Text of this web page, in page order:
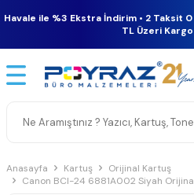
Havale ile %3 Ekstra İndirim • 2 Taksit
TL Üzeri
Anasayfa Kartuş
Orijinal Kartuş
Canon BCI-24 6881A002 Siyah